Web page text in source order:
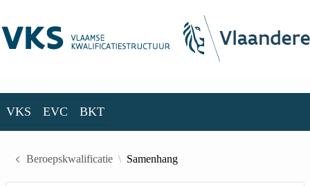
VKS EVC BKT
Beroepskwalificatie Samenhang